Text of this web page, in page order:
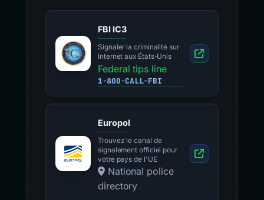
FBI IC3
Signaler la criminalité sur
Internet aux États-Unis
Federal tips line
1-800-CALL-FBI
Europol
Trouvez le canal de
signalement officiel pour
votre pays de l'UE
National police
directory